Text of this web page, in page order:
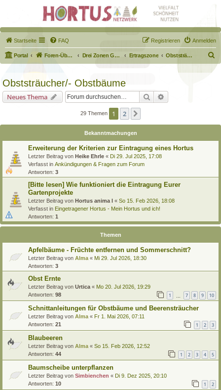
Startseite FAQ Anmelden
Registrieren
Portal Foren-Übersicht Drei Zonen Garten Ertragszone Obststräucher/- Obstbäume
u
Obststräucher/- Obstbäume
Neues Thema Suche
29 Themen 1 2
Bekanntmachungen
Erweiterung der Kriterien zur Eintragung eines Hortus
Letzter Beitrag von Heike Ehrle « Di 29. Jul 2025, 17:08
Verfasst in Ankündigungen & Fragen zum Forum
Antworten: 3
[Bitte lesen] Wie funktioniert die Eintragung Eurer
Gartenprojekte
Letzter Beitrag von Hortus anima l « So 15. Feb 2026, 18:08
Verfasst in Eingetragener Hortus - Mein Hortus und ich!
Antworten: 1
Themen
Apfelbäume - Früchte entfernen und Sommerschnitt?
Letzter Beitrag von Alma « Mi 29. Jul 2026, 18:30
Antworten: 3
Obst Ernte
Letzter Beitrag von Urtica « Mo 20. Jul 2026, 19:29
Antworten: 98 1 7 8 9 10
Schnittanleitungen für Obstbäume und Beerensträucher
Letzter Beitrag von Alma « Fr 1. Mai 2026, 07:11
Antworten: 21 1 2 3
Blaubeeren
Letzter Beitrag von Alma « So 15. Feb 2026, 12:52
Antworten: 44 1 2 3 4 5
Baumscheibe unterpflanzen
Letzter Beitrag von Simbienchen « Di 9. Dez 2025, 20:10
Antworten: 10 1 2